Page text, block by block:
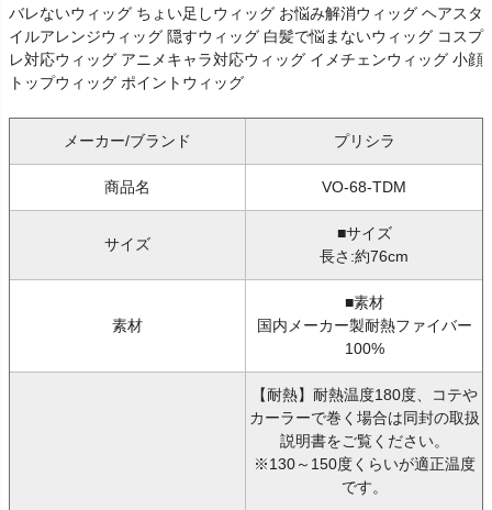
バレないウィッグ ちょい足しウィッグ お悩み解消ウィッグ ヘアスタ
イルアレンジウィッグ 隠すウィッグ 白髪で悩まないウィッグ コスプ
レ対応ウィッグ アニメキャラ対応ウィッグ イメチェンウィッグ 小顔
トップウィッグ ポイントウィッグ
メーカー/ブランド プリシラ
商品名 VO-68-TDM
サイズ
■サイズ
長さ:約76cm
素材
■素材
国内メーカー製耐熱ファイバー
100%
【耐熱】耐熱温度180度、コテや
カーラーで巻く場合は同封の取扱
説明書をご覧ください。
※130～150度くらいが適正温度
です。